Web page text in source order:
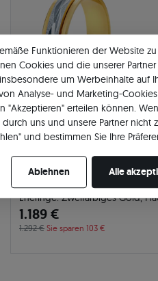
Eheringe: Zweifarbiges Gold,
1.189 €
1.292 € Sie sparen 103 €
Funktionieren der Website zu
Cookies und die unserer Partner
um Werbeinhalte auf
Analyse- und Marketing-
"Akzeptieren" erteilen können.
uns und unsere Partner nicht
und bestimmen Sie Ihre
Ablehnen Alle